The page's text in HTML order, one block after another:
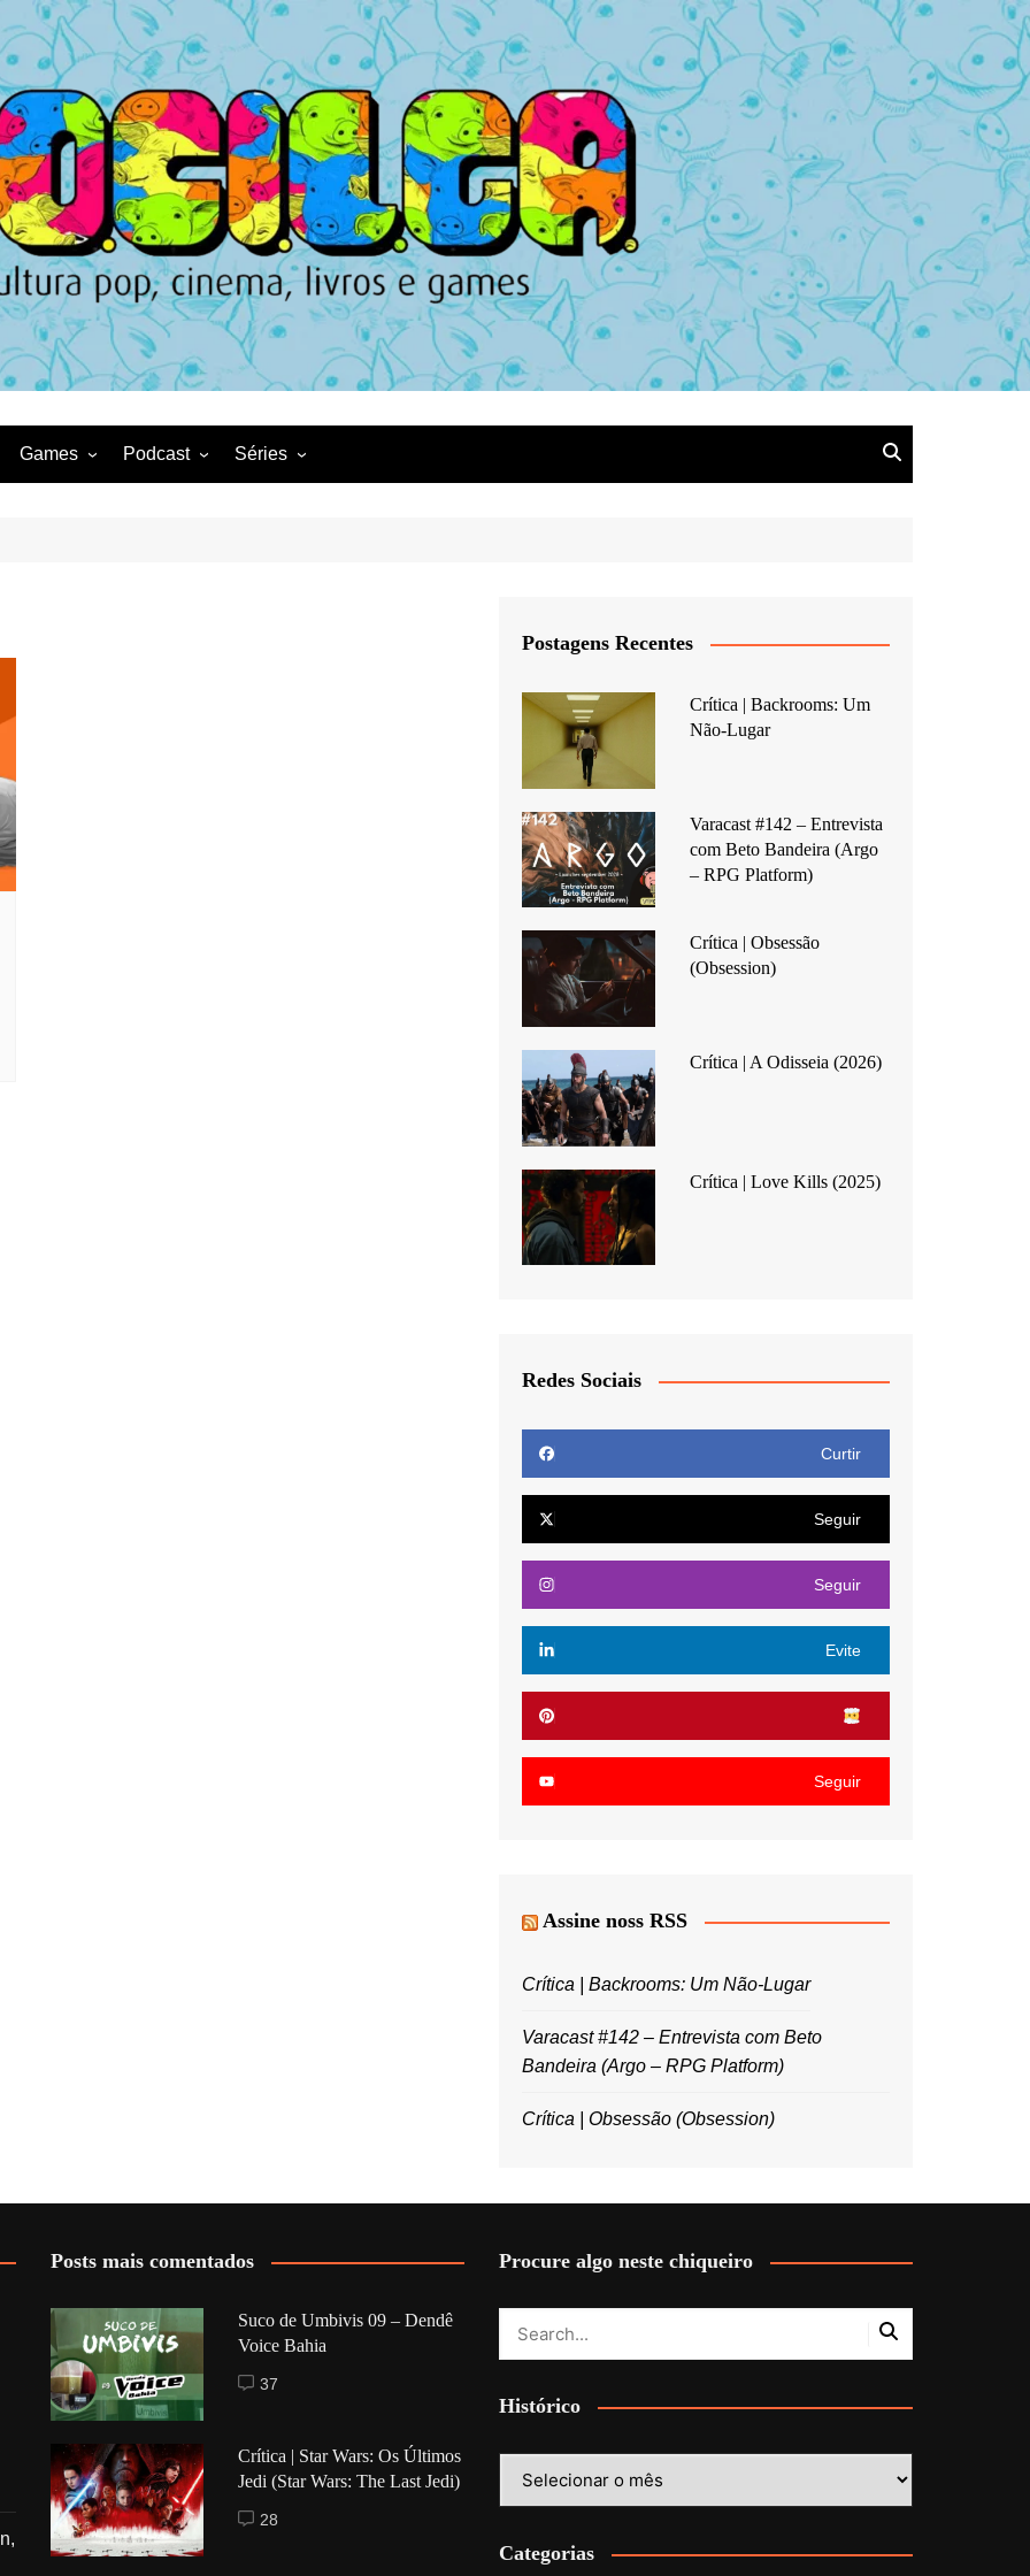
Games Podcast Séries
Postagens Recentes
Crítica | Backrooms: Um
Não-Lugar
Varacast #142 – Entrevista
com Beto Bandeira (Argo
– RPG Platform)
Crítica | Obsessão
(Obsession)
Crítica | A Odisseia (2026)
Crítica | Love Kills (2025)
Redes Sociais
Curtir
Seguir
Seguir
Evite
Seguir
Assine noss RSS
Crítica | Backrooms: Um Não-Lugar
Varacast #142 – Entrevista com Beto
Bandeira (Argo – RPG Platform)
Crítica | Obsessão (Obsession)
Posts mais comentados
Suco de Umbivis 09 – Dendê
Voice Bahia
37
Crítica | Star Wars: Os Últimos
Jedi (Star Wars: The Last Jedi)
28
Procure algo neste chiqueiro
Histórico
Categorias